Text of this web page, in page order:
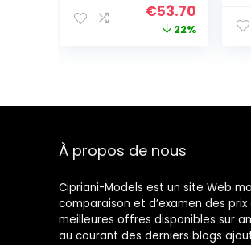
Le
prix
€53.70Le
prix
22%
À propos de nous
Cipriani-Models est un site Web
comparaison et d’examen des
meilleures offres disponibles sur
au courant des derniers blogs